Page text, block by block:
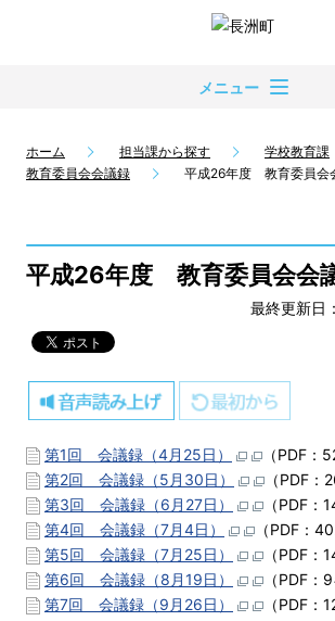
メニュー
ホーム 担当課から探す
学校教育課
教育委員会会議録
平成26年度 教育委員会
平成26年度 教育委員会会
最終更新日
第1回 会議録（4月25日）
（PDF：
第2回 会議録（5月30日）
（PDF：
第3回 会議録（6月27日）
（PDF：
第4回 会議録（7月4日）
（PDF：
第5回 会議録（7月25日）
（PDF：
第6回 会議録（8月19日）
（PDF：
第7回 会議録（9月26日）
（PDF：